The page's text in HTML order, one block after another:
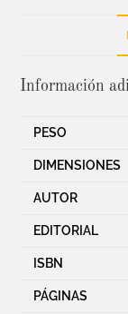
Información
PESO
DIMENSIONES
AUTOR
EDITORIAL
ISBN
PÁGINAS